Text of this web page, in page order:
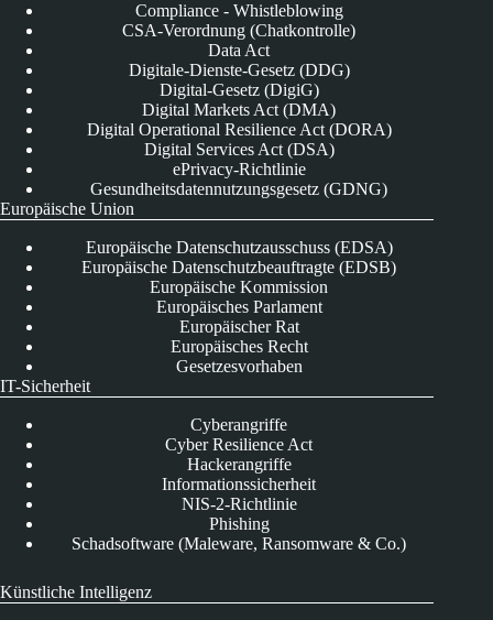
Compliance - Whistleblowing
CSA-Verordnung (Chatkontrolle)
Data Act
Digitale-Dienste-Gesetz (DDG)
Digital-Gesetz (DigiG)
Digital Markets Act (DMA)
Digital Operational Resilience Act (DORA)
Digital Services Act (DSA)
ePrivacy-Richtlinie
Gesundheitsdatennutzungsgesetz (GDNG)
Europäische Union
Europäische Datenschutzausschuss (EDSA)
Europäische Datenschutzbeauftragte (EDSB)
Europäische Kommission
Europäisches Parlament
Europäischer Rat
Europäisches Recht
Gesetzesvorhaben
IT-Sicherheit
Cyberangriffe
Cyber Resilience Act
Hackerangriffe
Informationssicherheit
NIS-2-Richtlinie
Phishing
Schadsoftware (Maleware, Ransomware & Co.)
Künstliche Intelligenz